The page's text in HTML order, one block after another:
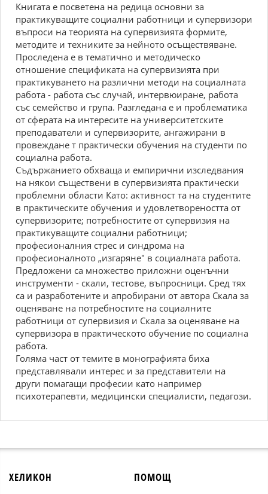
Книгата е посветена на редица основни за
практикуващите социални работници и супервизори
въпроси на теорията на супервизията формите,
методите и техниките за нейното осъществяване.
Проследена е в тематично и методическо
отношение спецификата на супервизията при
практикуването на различни методи на социалната
работа - работа със случай, интервюиране, работа
със семейство и група. Разгледана е и проблематика
от сферата на интересите на университетските
преподаватели и супервизорите, ангажирани в
провеждане т практически обучения на студенти по
социална работа.
Съдържанието обхваща и емпирични изследвания
на някои съществени в супервизията практически
проблемни области Като: активност та на студентите
в практическите обучения и удовлетвореността от
супервизорите; потребностите от супервизия на
практикуващите социални работници;
професионалния стрес и синдрома на
професионалното „изгаряне" в социалната работа.
Предложени са множество приложни оценъчни
инструменти - скали, тестове, въпросници. Сред тях
са и разработените и апробирани от автора Скала за
оценяване на потребностите на социалните
работници от супервизия и Скала за оценяване на
супервизора в практическото обучение по социална
работа.
Голяма част от темите в монографията биха
представлявали интерес и за представители на
други помагащи професии като например
психотерапевти, медицински специалисти, педагози.
ХЕЛИКОН ПОМОЩ